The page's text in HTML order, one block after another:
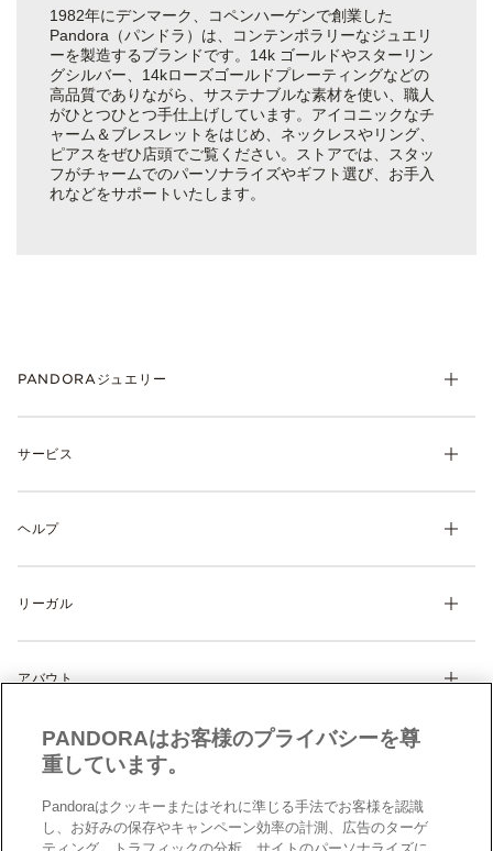
1982年にデンマーク、コペンハーゲンで創業した
Pandora（パンドラ）は、コンテンポラリーなジュエリ
ーを製造するブランドです。14k ゴールドやスターリン
グシルバー、14kローズゴールドプレーティングなどの
高品質でありながら、サステナブルな素材を使い、職人
がひとつひとつ手仕上げしています。アイコニックなチ
ャーム＆ブレスレットをはじめ、ネックレスやリング、
ピアスをぜひ店頭でご覧ください。ストアでは、スタッ
フがチャームでのパーソナライズやギフト選び、お手入
れなどをサポートいたします。
PANDORAジュエリー
ブレスレット
リング
サービス
注文履歴
ウィッシュリスト
ヘルプ
配送について
返品・交換について
サイトマップ
お問い合わせ
リーガル
特定商取引に関する法律に基づく表示
クッキーポリシー
プライバシーポリシー
データ保護フォーム（英文）
現代奴隷法への対応（英文）
アバウト
CSR
採用情報
PANDORAはお客様のプライバシーを尊
重しています。
Pandoraはクッキーまたはそれに準じる手法でお客様を認識
し、お好みの保存やキャンペーン効率の計測、広告のターゲ